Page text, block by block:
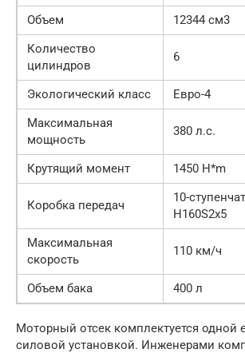
Объем
12344 см3
Количество
цилиндров
6
Экологический класс
Евро-4
Максимальная
мощность
380 л.с.
Крутящий момент 1450 H*m
Коробка передач
10-
H160S2x5
Максимальная
скорость
110 км/ч
Объем бака 400 л
Моторный отсек комплектуется одной
силовой установкой. Инженерами